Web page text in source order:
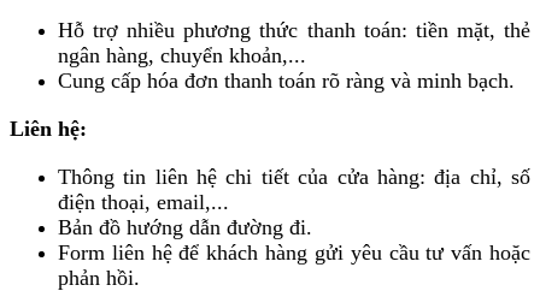
Hỗ trợ nhiều phương thức thanh toán: tiền mặt, thẻ
ngân hàng, chuyển khoản,...
Cung cấp hóa đơn thanh toán rõ ràng và minh bạch.
Liên hệ:
Thông tin liên hệ chi tiết của cửa hàng: địa chỉ, số
điện thoại, email,...
Bản đồ hướng dẫn đường đi.
Form liên hệ để khách hàng gửi yêu cầu tư vấn hoặc
phản hồi.